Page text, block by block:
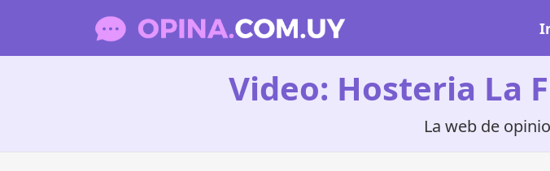
Video: Hosteria La
La web de